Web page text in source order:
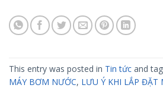
This entry was posted in Tin tức and
MÁY BƠM NƯỚC, LƯU Ý KHI LẮP ĐẶT